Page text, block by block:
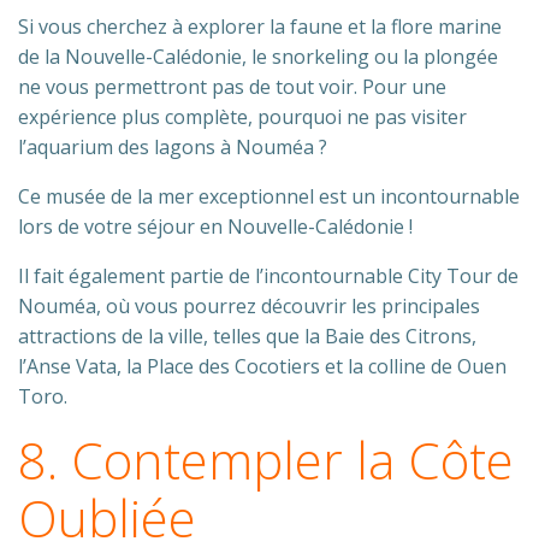
Si vous cherchez à explorer la faune et la flore marine
de la Nouvelle-Calédonie, le snorkeling ou la plongée
ne vous permettront pas de tout voir. Pour une
expérience plus complète, pourquoi ne pas visiter
l’aquarium des lagons à Nouméa ?
Ce musée de la mer exceptionnel est un incontournable
lors de votre séjour en Nouvelle-Calédonie !
Il fait également partie de l’incontournable City Tour de
Nouméa, où vous pourrez découvrir les principales
attractions de la ville, telles que la Baie des Citrons,
l’Anse Vata, la Place des Cocotiers et la colline de Ouen
Toro.
8. Contempler la Côte
Oubliée